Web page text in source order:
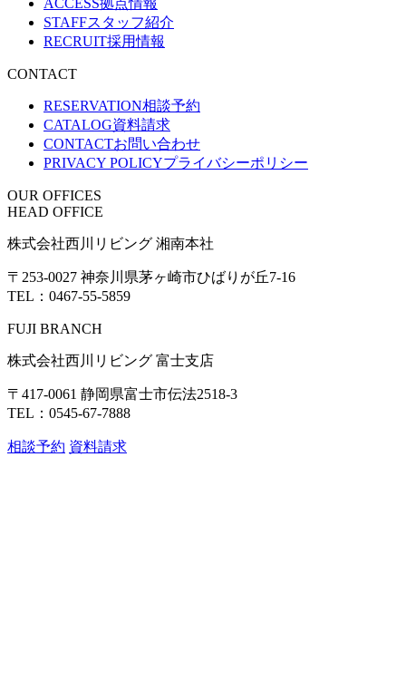
ACCESS拠点情報
STAFFスタッフ紹介
RECRUIT採用情報
CONTACT
RESERVATION相談予約
CATALOG資料請求
CONTACTお問い合わせ
PRIVACY POLICYプライバシーポリシー
OUR OFFICES
HEAD OFFICE
株式会社西川リビング 湘南本社
〒253-0027 神奈川県茅ヶ崎市ひばりが丘7-16
TEL：0467-55-5859
FUJI BRANCH
株式会社西川リビング 富士支店
〒417-0061 静岡県富士市伝法2518-3
TEL：0545-67-7888
相談予約 資料請求